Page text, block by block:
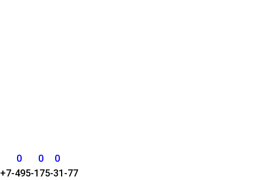
0 0
0
+7-495-175-31-77